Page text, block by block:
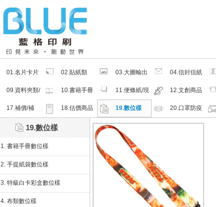
01.名片卡片
02.貼紙類
03.大圖輸出
04.信封信紙
09.資料夾類/
夾鏈密封袋
10.書籍手冊
11.便條紙/現
成品
12.文創商品
17.補價/補
檔/紙樣
18.估價商品 19.數位樣
20.口罩防疫
周邊商品
19.數位樣
1. 書籍手冊數位樣
2. 手提紙袋數位樣
3. 特級白卡彩盒數位樣
4. 布類數位樣